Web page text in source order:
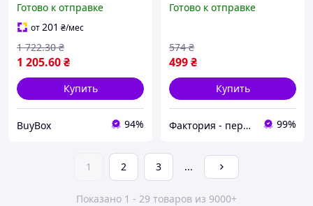
держатель для ТВ
кронштейн для плазмы
на стену
Готово к отправке
от201 ₴/мес
1 205.60₴
1 722.30 ₴
Купить
BuyBox 94%
уровнем для плазмы
Готово к отправке
499₴
574 ₴
Купить
Фактория - персональная техника 99%
1 2 3 ...
Показано 1 - 29 товаров из 9000+